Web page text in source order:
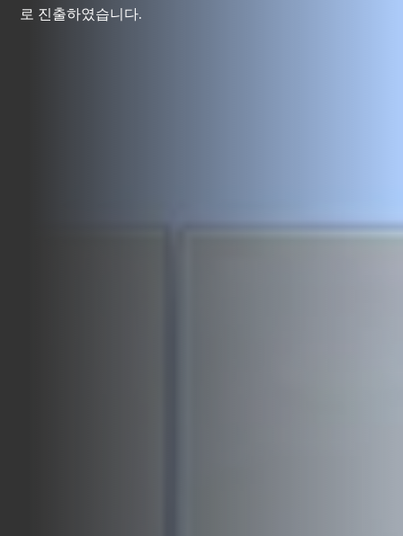
로 진출하였습니다.